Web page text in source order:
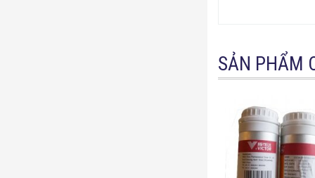
SẢN PHẨM